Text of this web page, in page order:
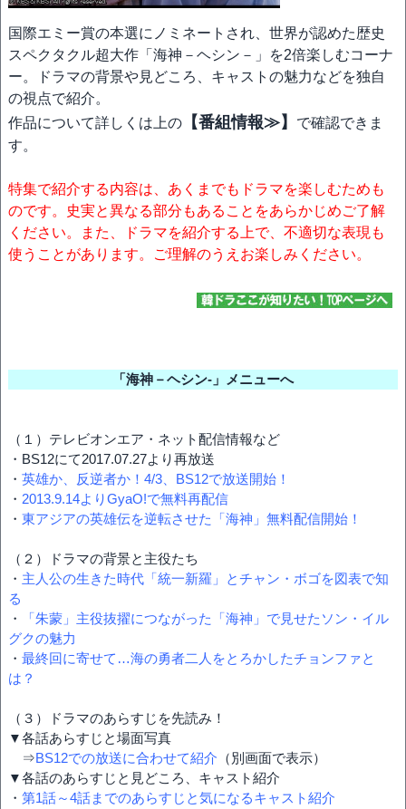
国際エミー賞の本選にノミネートされ、世界が認めた歴史
スペクタクル超大作「海神－ヘシン－」を2倍楽しむコーナ
ー。ドラマの背景や見どころ、キャストの魅力などを独自
の視点で紹介。
作品について詳しくは上の 【番組情報≫】
で確認できま
す。
特集で紹介する内容は、あくまでもドラマを楽しむためも
のです。史実と異なる部分もあることをあらかじめご了解
ください。また、ドラマを紹介する上で、不適切な表現も
使うことがあります。ご理解のうえお楽しみください。
「海神－ヘシン-」メニューへ
（１）テレビオンエア・ネット配信情報など
・BS12にて2017.07.27より再放送
・ 英雄か、反逆者か！4/3、BS12で放送開始！
・ 2013.9.14よりGyaO!で無料再配信
・ 東アジアの英雄伝を逆転させた「海神」無料配信開始！
（２）ドラマの背景と主役たち
・ 主人公の生きた時代「統一新羅」とチャン・ボゴを図表で知
る
・
「朱蒙」主役抜擢につながった「海神」で見せたソン・イル
グクの魅力
・ 最終回に寄せて…海の勇者二人をとろかしたチョンファと
は？
（３）ドラマのあらすじを先読み！
▼各話あらすじと場面写真
⇒BS12での放送に合わせて紹介 （別画面で表示）
▼各話のあらすじと見どころ、キャスト紹介
・ 第1話～4話までのあらすじと気になるキャスト紹介